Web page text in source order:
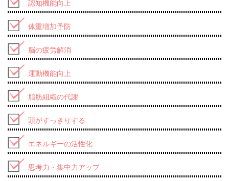
認知機能向上
体重増加予防
脳の疲労解消
運動機能向上
脂肪組織の代謝
頭がすっきりする
エネルギーの活性化
思考力・集中力アップ